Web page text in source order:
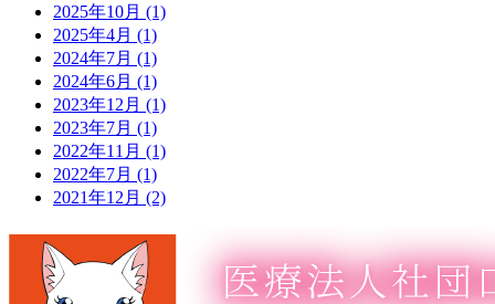
2025年10月 (1)
2025年4月 (1)
2024年7月 (1)
2024年6月 (1)
2023年12月 (1)
2023年7月 (1)
2022年11月 (1)
2022年7月 (1)
2021年12月 (2)